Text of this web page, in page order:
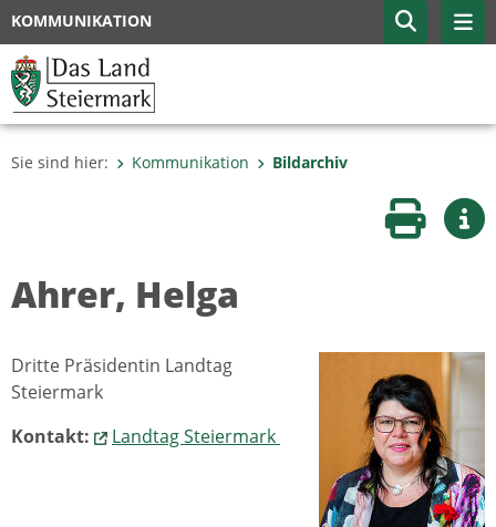
KOMMUNIKATION
Sie sind hier: Kommunikation Bildarchiv
Seite
Ahrer, Helga
Dritte Präsidentin Landtag
Steiermark
Kontakt:
Landtag Steiermark